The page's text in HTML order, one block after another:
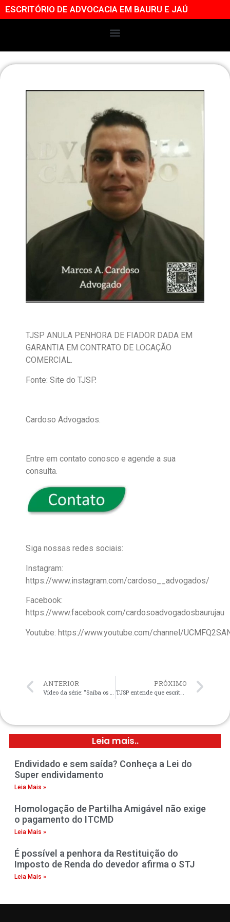
ESCRITÓRIO DE ADVOCACIA EM BAURU E JAÚ
TJSP ANULA PENHORA DE FIADOR DADA EM
GARANTIA EM CONTRATO DE LOCAÇÃO
COMERCIAL.
Fonte: Site do TJSP.
Cardoso Advogados.
Entre em contato conosco e agende a sua
consulta.
Siga nossas redes sociais:
Instagram:
https://www.instagram.com/cardoso__advogados/
Facebook:
https://www.facebook.com/cardosoadvogadosbaurujau
Youtube: https://www.youtube.com/channel/
ANTERIOR
Vídeo da série: “Saiba os seus direitos”. Envio de cartão de crédito ao consumidor, o que diz a Justiça
PRÓXIMO
TJSP entende que escritura prevalece sobre o contrato de compra e venda
Leia mais..
Endividado e sem saída? Conheça a Lei do
Super endividamento
Leia Mais »
Homologação de Partilha Amigável não exige
o pagamento do ITCMD
Leia Mais »
É possível a penhora da Restituição do
Imposto de Renda do devedor afirma o STJ
Leia Mais »